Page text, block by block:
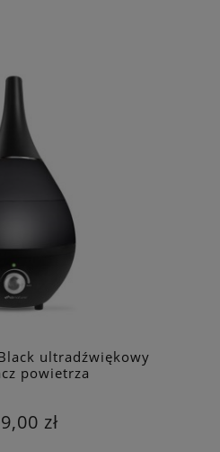
ultradźwiękowy
powietrza
zł